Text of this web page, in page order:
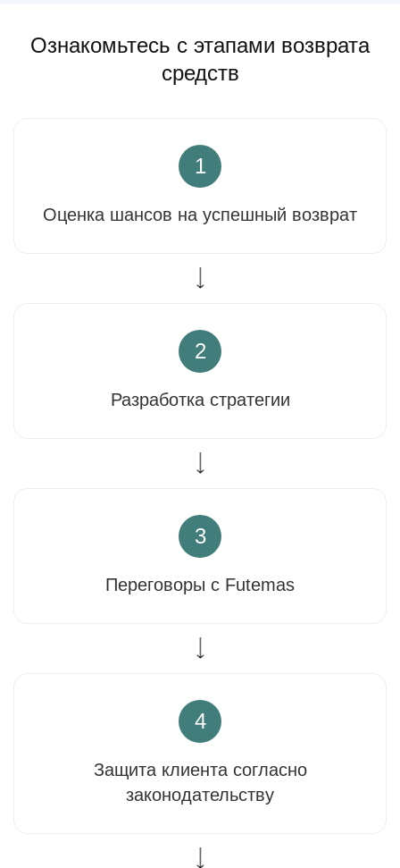
Ознакомьтесь с этапами возврата
средств
1
Оценка шансов на успешный возврат
2
Разработка стратегии
3
Переговоры с Futemas
4
Защита клиента согласно
законодательству